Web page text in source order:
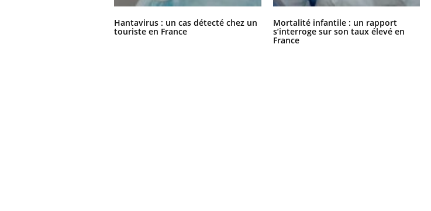
Hantavirus : un cas détecté chez un
touriste en France
Mortalité infantile : un rapport
s’interroge sur son taux élevé en
France